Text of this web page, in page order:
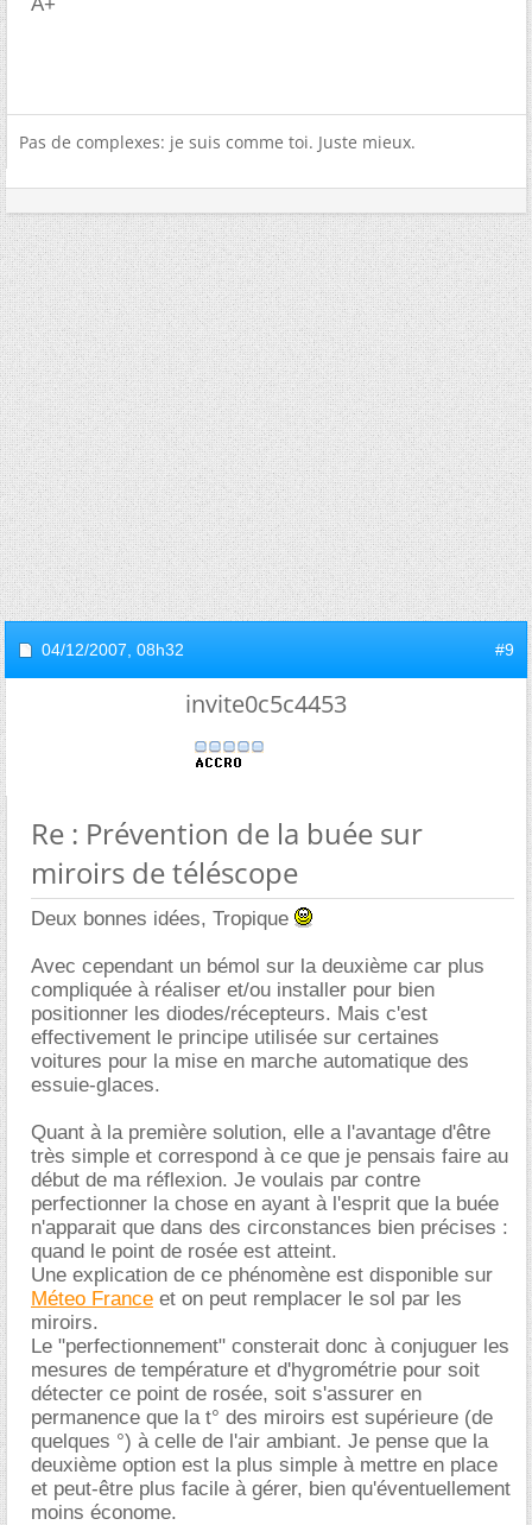
Pas de complexes: je suis comme toi. Juste mieux.
04/12/2007, 08h32 #9
invite0c5c4453
Re : Prévention de la buée sur
miroirs de téléscope
Deux bonnes idées, Tropique
Avec cependant un bémol sur la deuxième car plus
compliquée à réaliser et/ou installer pour bien
positionner les diodes/récepteurs. Mais c'est
effectivement le principe utilisée sur certaines
voitures pour la mise en marche automatique des
essuie-glaces.
Quant à la première solution, elle a l'avantage d'être
très simple et correspond à ce que je pensais faire au
début de ma réflexion. Je voulais par contre
perfectionner la chose en ayant à l'esprit que la buée
n'apparait que dans des circonstances bien précises :
quand le point de rosée est atteint.
Une explication de ce phénomène est disponible sur
Méteo France et on peut remplacer le sol par les
miroirs.
Le "perfectionnement" consterait donc à conjuguer les
mesures de température et d'hygrométrie pour soit
détecter ce point de rosée, soit s'assurer en
permanence que la t° des miroirs est supérieure (de
quelques °) à celle de l'air ambiant. Je pense que la
deuxième option est la plus simple à mettre en place
et peut-être plus facile à gérer, bien qu'éventuellement
moins économe.